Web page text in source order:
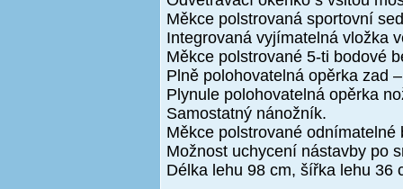
Měkce polstrovaná sportovní
Integrovaná vyjímatelná vložka
Měkce polstrované 5-ti bodové
Plně polohovatelná opěrka zad
Plynule polohovatelná opěrka
Samostatný nánožník.
Měkce polstrované odnímatelné
Možnost uchycení nástavby po
Délka lehu 98 cm, šířka lehu 36